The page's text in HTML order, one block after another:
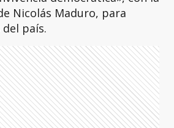
Nicolás Maduro, para
país.